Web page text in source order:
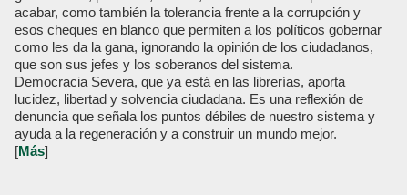
acabar, como también la tolerancia frente a la corrupción y
esos cheques en blanco que permiten a los políticos gobernar
como les da la gana, ignorando la opinión de los ciudadanos,
que son sus jefes y los soberanos del sistema.
Democracia Severa, que ya está en las librerías, aporta
lucidez, libertad y solvencia ciudadana. Es una reflexión de
denuncia que señala los puntos débiles de nuestro sistema y
ayuda a la regeneración y a construir un mundo mejor.
[Más]